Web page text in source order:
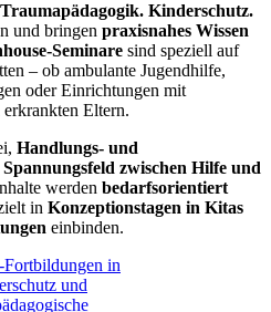
Kinderschutz.
und bringen praxisnahes Wissen
Seminare sind speziell auf
– ob ambulante Jugendhilfe,
oder Einrichtungen mit
erkrankten Eltern.
Handlungs- und
zwischen Hilfe und
werden bedarfsorientiert
in Konzeptionstagen in Kitas
einbinden.